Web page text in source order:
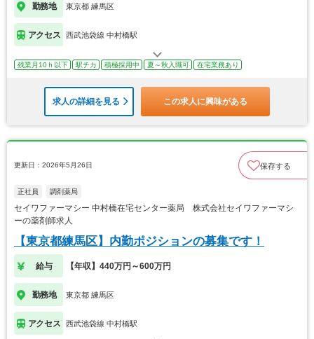
勤務地 東京都 練馬区
アクセス 西武池袋線 中村橋駅
残業月10ｈ以下 駅チカ 積極採用中 夏～秋入職可 在宅業務あり
求人の詳細を見る この求人に興味がある
更新日：2026年5月26日 保存する
正社員 調剤薬局
セイワファーマシー 中村橋在宅センター薬局 株式会社セイワファーマシ
ーの薬剤師求人
【東京都練馬区】内勤ポジションの募集です！
給与 【年収】440万円～600万円
勤務地 東京都 練馬区
アクセス 西武池袋線 中村橋駅